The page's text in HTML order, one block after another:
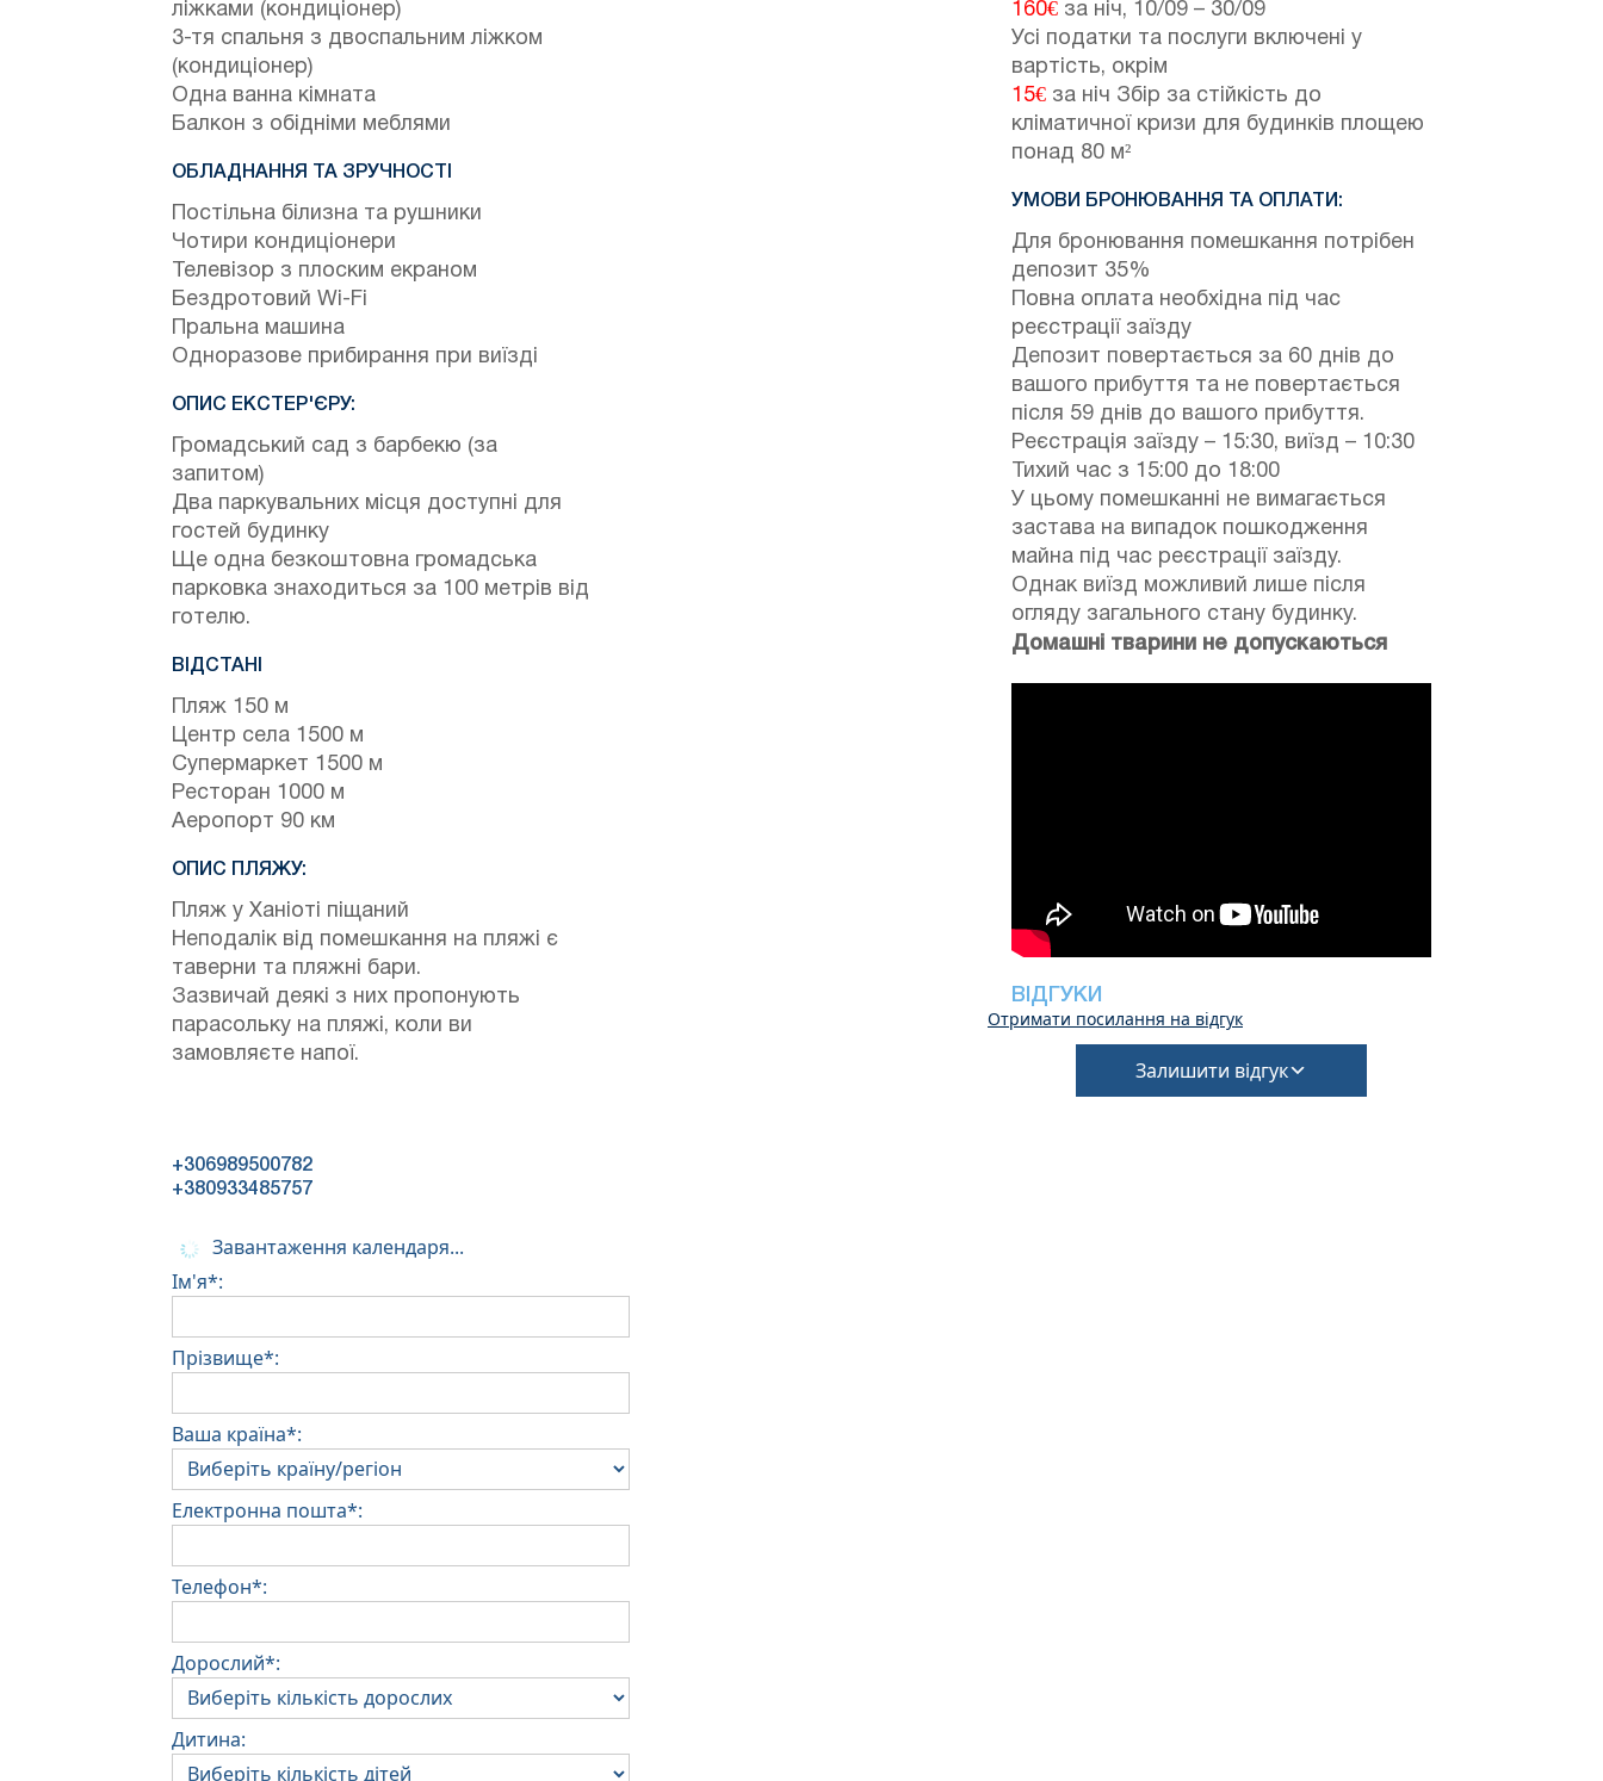
ліжками (кондиціонер)
3-тя спальня з двоспальним ліжком
(кондиціонер)
Одна ванна кімната
Балкон з обідніми меблями
ОБЛАДНАННЯ ТА ЗРУЧНОСТІ
Постільна білизна та рушники
Чотири кондиціонери
Телевізор з плоским екраном
Бездротовий Wi-Fi
Пральна машина
Одноразове прибирання при виїзді
ОПИС ЕКСТЕР'ЄРУ:
Громадський сад з барбекю (за
запитом)
Два паркувальних місця доступні для
гостей будинку
Ще одна безкоштовна громадська
парковка знаходиться за 100 метрів від
готелю.
ВІДСТАНІ
Пляж 150 м
Центр села 1500 м
Супермаркет 1500 м
Ресторан 1000 м
Аеропорт 90 км
ОПИС ПЛЯЖУ:
Пляж у Ханіоті піщаний
Неподалік від помешкання на пляжі є
таверни та пляжні бари.
Зазвичай деякі з них пропонують
парасольку на пляжі, коли ви
замовляєте напої.
160€ за ніч, 10/09 – 30/09
Усі податки та послуги включені у
вартість, окрім
15€ за ніч Збір за стійкість до
кліматичної кризи для будинків площею
понад 80 м²
УМОВИ БРОНЮВАННЯ ТА ОПЛАТИ:
Для бронювання помешкання потрібен
депозит 35%
Повна оплата необхідна під час
реєстрації заїзду
Депозит повертається за 60 днів до
вашого прибуття та не повертається
після 59 днів до вашого прибуття.
Реєстрація заїзду – 15:30, виїзд – 10:30
Тихий час з 15:00 до 18:00
У цьому помешканні не вимагається
застава на випадок пошкодження
майна під час реєстрації заїзду.
Однак виїзд можливий лише після
огляду загального стану будинку.
Домашні тварини не допускаються
ВІДГУКИ
Отримати посилання на відгук
Залишити відгук
+306989500782
+380933485757
Завантаження календаря...
Ім'я*:
Прізвище*:
Ваша країна*:
Електронна пошта*:
Телефон*:
Дорослий*:
Дитина: